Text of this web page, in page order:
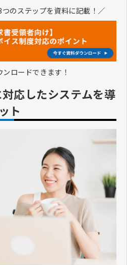
のステップを資料に記載！／
ロードできます！
応したシステムを導
ト